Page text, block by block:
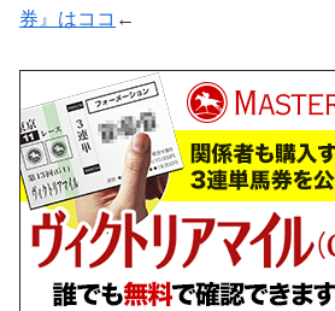
券』はココ ←